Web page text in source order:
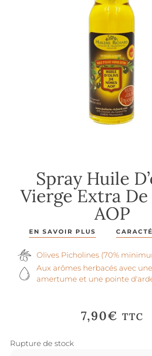
Spray Huile
Vierge Extra
AOP
EN SAVOIR PLUS
Olives Picholines (70%
Aux arômes herbacés avec
amertume et une pointe
7,90€ TTC
Rupture de stock